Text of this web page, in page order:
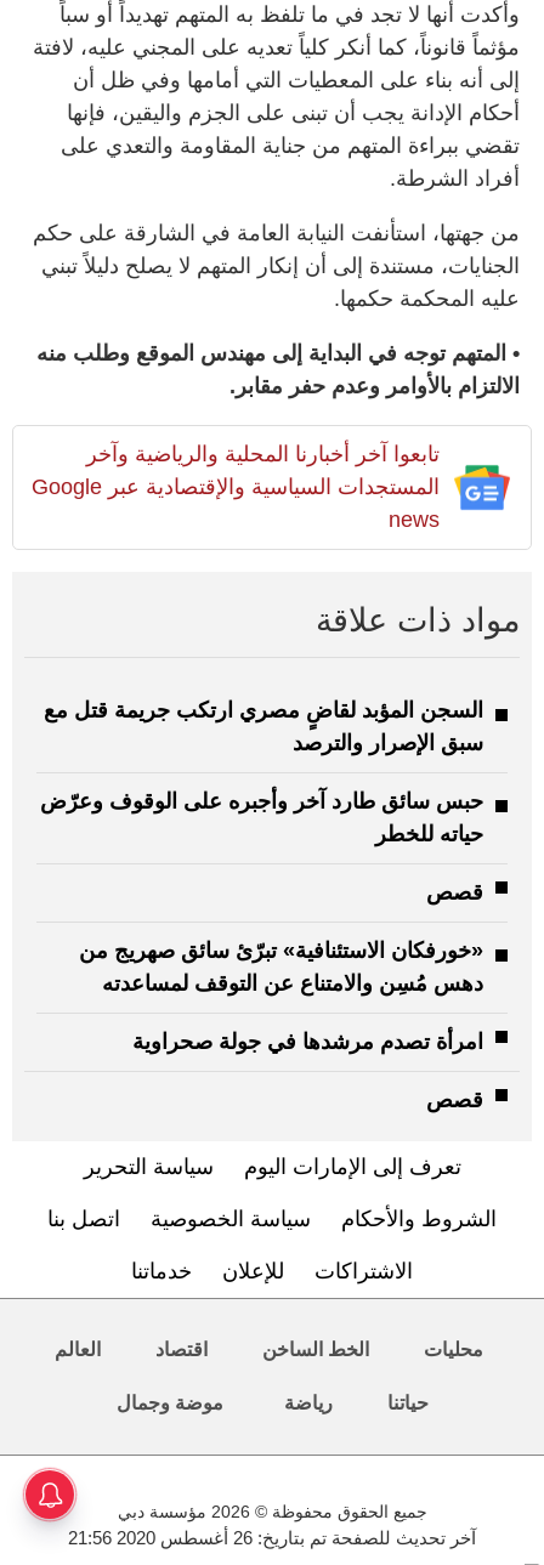
وأكدت أنها لا تجد في ما تلفظ به المتهم تهديداً أو سباً
مؤثماً قانوناً، كما أنكر كلياً تعديه على المجني عليه، لافتة
إلى أنه بناء على المعطيات التي أمامها وفي ظل أن
أحكام الإدانة يجب أن تبنى على الجزم واليقين، فإنها
تقضي ببراءة المتهم من جناية المقاومة والتعدي على
أفراد الشرطة.
من جهتها، استأنفت النيابة العامة في الشارقة على حكم
الجنايات، مستندة إلى أن إنكار المتهم لا يصلح دليلاً تبني
عليه المحكمة حكمها.
• المتهم توجه في البداية إلى مهندس الموقع وطلب منه
الالتزام بالأوامر وعدم حفر مقابر.
تابعوا آخر أخبارنا المحلية والرياضية وآخر
المستجدات السياسية والإقتصادية عبر Google
news
مواد ذات علاقة
السجن المؤبد لقاضٍ مصري ارتكب جريمة قتل مع
سبق الإصرار والترصد
حبس سائق طارد آخر وأجبره على الوقوف وعرّض
حياته للخطر
قصص
«خورفكان الاستئنافية» تبرّئ سائق صهريج من
دهس مُسِن والامتناع عن التوقف لمساعدته
امرأة تصدم مرشدها في جولة صحراوية
قصص
تعرف إلى الإمارات اليوم سياسة التحرير
الشروط والأحكام سياسة الخصوصية اتصل بنا
الاشتراكات للإعلان خدماتنا
محليات الخط الساخن اقتصاد العالم
حياتنا رياضة موضة وجمال
جميع الحقوق محفوظة © 2026 مؤسسة دبي
آخر تحديث للصفحة تم بتاريخ: 26 أغسطس 2020 21:56